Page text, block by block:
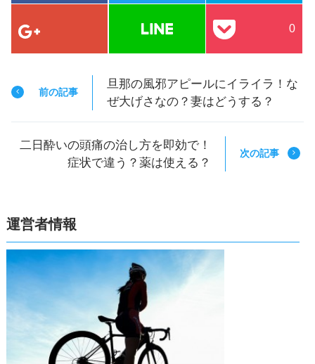
0
前の記事
旦那の風邪アピールにイライラ！な
ぜ大げさなの？妻はどうする？
次の記事
二日酔いの頭痛の治し方を即効で！
症状で違う？薬は使える？
運営者情報